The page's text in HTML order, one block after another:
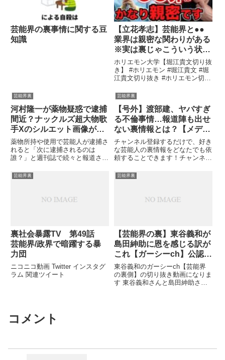
芸能界の裏事情に関する豆
知識
【立花孝志】芸能界と●●
業界は親密な関わりがある
※実は裏じゃこういう状態
なんですよと暴露【ガーシ
ー ホリエモン 切り抜き】
ホリエモン大学【堀江貴文切り抜
き】 #ホリエモン #堀江貴文 #堀
江貴文切り抜き #ホリエモン切り
連ツイート
芸能界裏
河村隆一が薬物疑惑で逮捕
間近？ナックルズ超大物歌
手Xのシルエット画像が一
致！
薬物所持や使用で芸能人が逮捕さ
れると「次に逮捕されるのは
誰？」と週刊誌で続々と報道され
Bなど、名前は...関連ツイート
芸能界裏
【号外】渡部建、ヤバすぎ
る不倫事情…報道陣も出せ
ない裏情報とは？【メディ
ア記者が情報提供】
チャンネル登録するだけで、好き
な芸能人の裏情報をどなたでも依
頼することできます！チャンネル
芸能界裏
裏社会暴露TV 第49話
芸能界/政界で暗躍する暴
力団
ニコニコ動画 Twitter インスタグ
ラム 関連ツイート
芸能界裏
【芸能界の裏】東谷義和が
島田紳助に恩を感じる訳が
これ【ガーシーch】公認切
り抜き
東谷義和のガーシーch【芸能界
の裏側】の切り抜き動画になりま
す 東谷義和さんと島田紳助さん
コメント